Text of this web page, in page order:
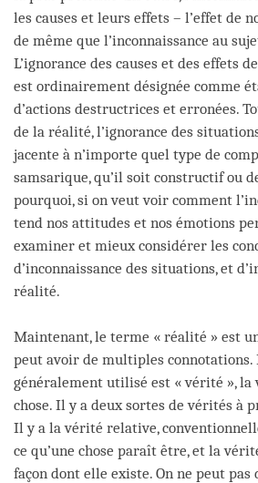
les causes et leurs effets – l’effet de
de même que l’inconnaissance au
L’ignorance des causes et des effets
est ordinairement désignée comme
d’actions destructrices et erronées.
de la réalité, l’ignorance des
jacente à n’importe quel type de
samsarique, qu’il soit constructif ou
pourquoi, si on veut voir comment
tend nos attitudes et nos émotions
examiner et mieux considérer les
d’inconnaissance des situations, et
réalité.
Maintenant, le terme « réalité » est
peut avoir de multiples connotations.
généralement utilisé est « vérité », la
chose. Il y a deux sortes de vérités à
Il y a la vérité relative,
ce qu’une chose paraît être, et la
façon dont elle existe. On ne peut pas